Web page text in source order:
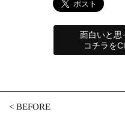
面白いと思
コチラを
<BEFORE